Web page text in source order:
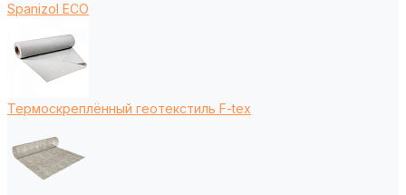
Spanizol ECO
Термоскреплённый геотекстиль F-tex